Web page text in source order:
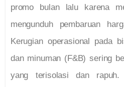
promo bulan lalu karena
mengunduh pembaruan
Kerugian operasional pada
dan minuman (F&B) sering
yang terisolasi dan